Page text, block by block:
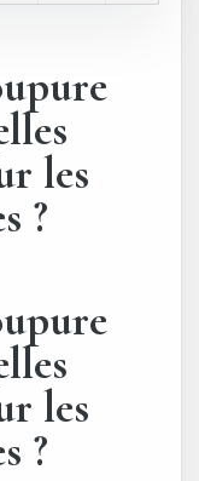
les
?
les
?